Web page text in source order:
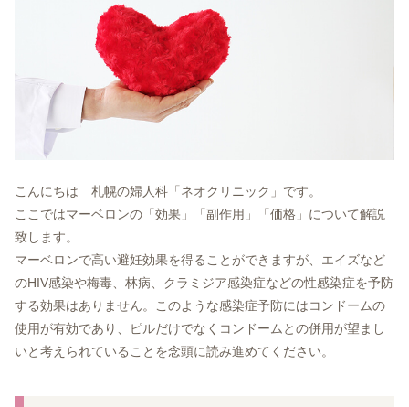
こんにちは 札幌の婦人科「ネオクリニック」です。
ここではマーベロンの「効果」「副作用」「価格」について解説
致します。
マーベロンで高い避妊効果を得ることができますが、エイズなど
のHIV感染や梅毒、林病、クラミジア感染症などの性感染症を予防
する効果はありません。このような感染症予防にはコンドームの
使用が有効であり、ピルだけでなくコンドームとの併用が望まし
いと考えられていることを念頭に読み進めてください。